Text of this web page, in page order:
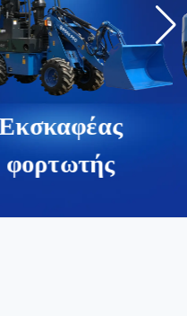
Εκσκαφέας
φορτωτής